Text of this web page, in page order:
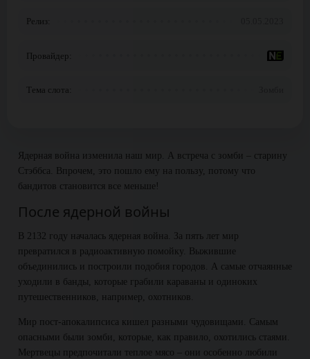
Релиз:
Провайдер:
Тема слота:
Ядерная война изменила наш мир. А встреча с зомби – старину
Стэббса. Впрочем, это пошло ему на пользу, потому что
бандитов становится все меньше!
После ядерной войны
В 2132 году началась ядерная война. За пять лет мир
превратился в радиоактивную помойку. Выжившие
объединились и построили подобия городов. А самые отчаянные
уходили в банды, которые грабили караваны и одиноких
путешественников, например, охотников.
Мир пост-апокалипсиса кишел разными чудовищами. Самым
опасными были зомби, которые, как правило, охотились стаями.
Мертвецы предпочитали теплое мясо – они особенно любили